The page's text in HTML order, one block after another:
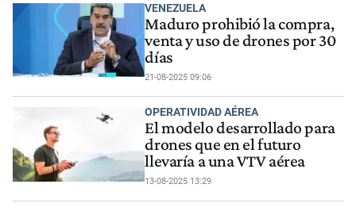
VENEZUELA
Maduro prohibió la compra,
venta y uso de drones por 30
días
21-08-2025 09:06
OPERATIVIDAD AÉREA
El modelo desarrollado para
drones que en el futuro
llevaría a una VTV aérea
13-08-2025 13:29